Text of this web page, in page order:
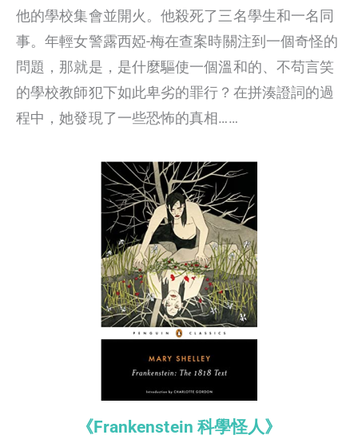
他的學校集會並開火。他殺死了三名學生和一名同
事。年輕女警露西婭-梅在查案時關注到一個奇怪的
問題，那就是，是什麼驅使一個溫和的、不苟言笑
的學校教師犯下如此卑劣的罪行？在拼湊證詞的過
程中，她發現了一些恐怖的真相……
《Frankenstein 科學怪人》